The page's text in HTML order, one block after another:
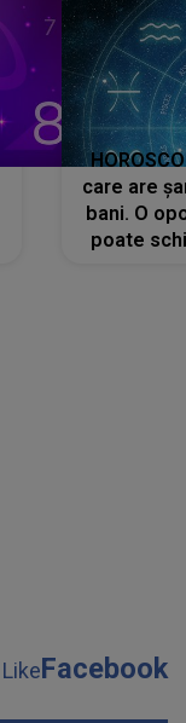
care are
bani. O
poate
LikeFacebook